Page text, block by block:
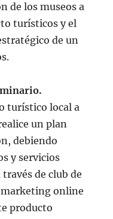
de los museos a
turísticos y el
de un
turístico local a
un plan
debiendo
y servicios
de club de
marketing online
producto